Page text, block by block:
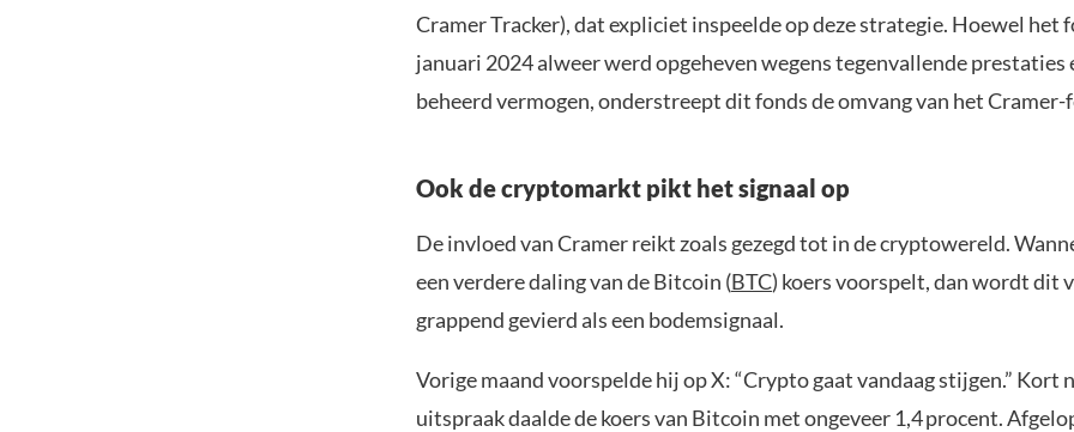
Cramer Tracker), dat expliciet inspeelde op deze strategie. Hoewel het
januari 2024 alweer werd opgeheven wegens tegenvallende prestaties
beheerd vermogen, onderstreept dit fonds de omvang van het Cramer-
Ook de cryptomarkt pikt het signaal op
De invloed van Cramer reikt zoals gezegd tot in de cryptowereld.
een verdere daling van de Bitcoin (BTC) koers voorspelt, dan wordt dit
grappend gevierd als een bodemsignaal.
Vorige maand voorspelde hij op X: “Crypto gaat vandaag stijgen.” Kort
uitspraak daalde de koers van Bitcoin met ongeveer 1,4 procent.